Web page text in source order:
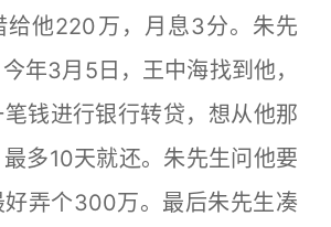
给他220万，月息3分。朱先
年3月5日，王中海找到他，
钱进行银行转贷，想从他那
多10天就还。朱先生问他要
好弄个300万。最后朱先生凑